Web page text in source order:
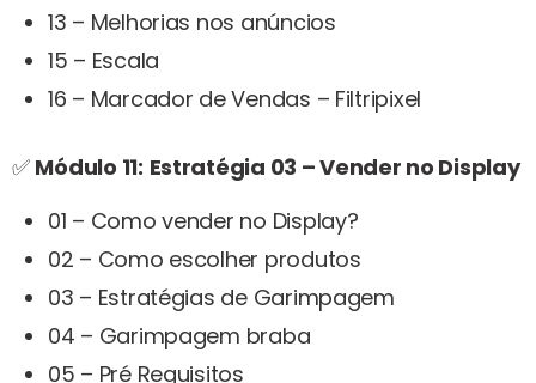
13 – Melhorias nos anúncios
15 – Escala
16 – Marcador de Vendas – Filtripixel
✅ Módulo 11: Estratégia 03 – Vender no Display
01 – Como vender no Display?
02 – Como escolher produtos
03 – Estratégias de Garimpagem
04 – Garimpagem braba
05 – Pré Requisitos